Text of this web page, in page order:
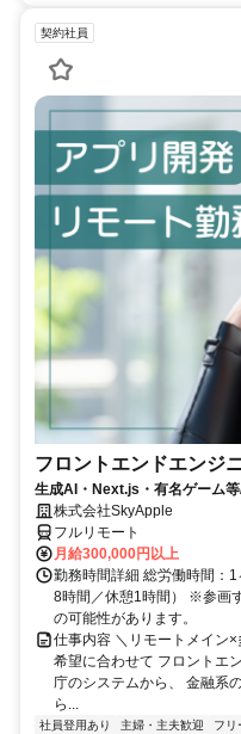
契約社員
フロントエンドエンジ
生成AI・Next.js・有名ゲーム
株式会社SkyApple
フルリモート
月給300,000円以上
勤務時間詳細 総労働時間：
8時間／休憩1時間） ※参画
の可能性があります。
仕事内容 ＼リモートメイン
希望に合わせて フロントエ
庁のシステムから、 金融系
ら...
社員登用あり 主婦・主夫歓迎 フリ